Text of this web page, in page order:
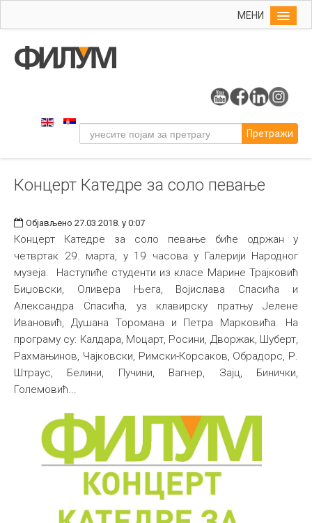
МЕНИ
Упис
Уметност
Музичка уметност
Галерија
Издаваштво
Библиотека
Студенти
Међународна
Претражи
Концерт Катедре за соло певање
Објављено 27.03.2018. у 0:07
Концерт Катедре за соло певање биће одржан у
четвртак 29. марта, у 19 часова у Галерији Народног
музеја. Наступиће студенти из класе Марине Трајковић
Биџовски, Оливера Њега, Војислава Спасића и
Александра Спасића, уз клавирску пратњу Јелене
Ивановић, Душана Торомана и Петра Марковића. На
програму су: Калдара, Моцарт, Росини, Дворжак, Шуберт,
Рахмањинов, Чајковски, Римски-Корсаков, Обрадорс, Р.
Штраус, Белини, Пучини, Вагнер, Зајц, Бинички,
Големовић...